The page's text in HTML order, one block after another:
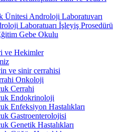
Ünitesi Androloji Laboratuvarı
Laboratuarı İşleyiş Prosedürü
Gebe Okulu
ve Hekimler
ve sinir cerrahisi
Onkoloji
Cerrahi
Endokrinoloji
Enfeksiyon Hastalıkları
Gastroenterolojisi
Genetik Hastalıkları